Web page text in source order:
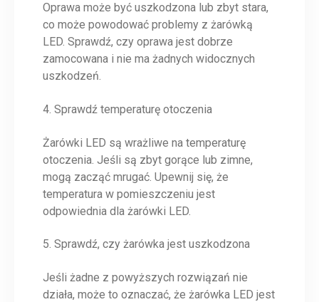
Oprawa może być uszkodzona lub zbyt stara,
co może powodować problemy z żarówką
LED. Sprawdź, czy oprawa jest dobrze
zamocowana i nie ma żadnych widocznych
uszkodzeń.
4. Sprawdź temperaturę otoczenia
Żarówki LED są wrażliwe na temperaturę
otoczenia. Jeśli są zbyt gorące lub zimne,
mogą zacząć mrugać. Upewnij się, że
temperatura w pomieszczeniu jest
odpowiednia dla żarówki LED.
5. Sprawdź, czy żarówka jest uszkodzona
Jeśli żadne z powyższych rozwiązań nie
działa, może to oznaczać, że żarówka LED jest